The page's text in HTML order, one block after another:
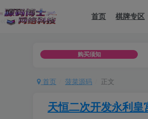
首页 棋牌专区
购买须知
人，如用于违法用途，或者商业用途，一
首页 菠菜源码 正文
天恒二次开发永利皇